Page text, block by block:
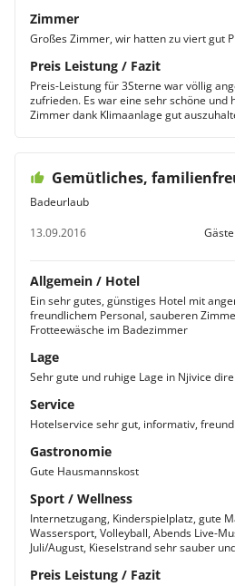
Zimmer
Großes Zimmer, wir hatten zu viert gut
Preis Leistung / Fazit
Preis-Leistung für 3Sterne war völlig
zufrieden. Es war eine sehr schöne und
Zimmer dank Klimaanlage gut
Gemütliches,
Badeurlaub
13.09.2016
Allgemein / Hotel
Ein sehr gutes, günstiges Hotel mit
freundlichem Personal, sauberen
Frotteewäsche im Badezimmer
Lage
Sehr gute und ruhige Lage in Njivice
Service
Hotelservice sehr gut, informativ,
Gastronomie
Gute Hausmannskost
Sport / Wellness
Internetzugang, Kinderspielplatz, gute
Wassersport, Volleyball, Abends Live-
Juli/August, Kieselstrand sehr sauber
Preis Leistung / Fazit